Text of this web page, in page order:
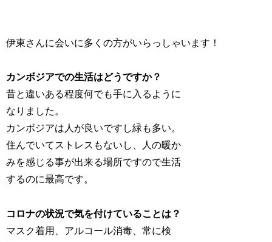
伊東さんに会いに多くの方がいらっしゃいます！
カンボジアでの生活はどうですか？
昔と違いある程度何でも手に入るように
なりました。
カンボジアは人が良いですし緑も多い。
住んでいてストレスもないし、人の暖か
みを感じる事が出来る場所ですので生活
するのに最高です。
コロナの状況で気を付けていることは？
マスク着用、アルコール消毒、常に検